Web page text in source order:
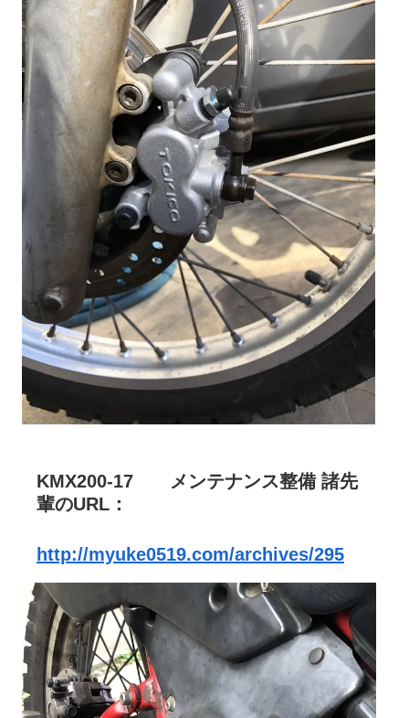
KMX200-17 メンテナンス整備 諸先
輩のURL：
http://myuke0519.com/archives/295